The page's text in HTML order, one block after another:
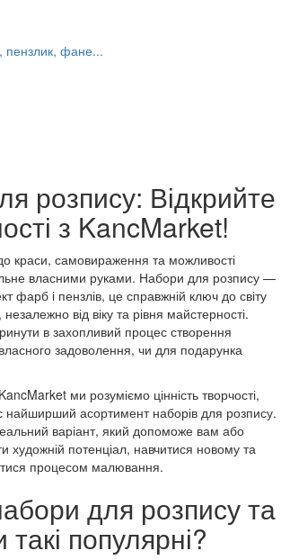
пензлик, фане...
розпису: Відкрийте
з KancMarket!
краси, самовираження та можливості
власними руками. Набори для розпису —
фарб і пензлів, це справжній ключ до світу
від віку та рівня майстерності.
в захопливий процес створення
задоволення, чи для подарунка
ми розуміємо цінність творчості,
найширший асортимент наборів для розпису.
варіант, який допоможе вам або
художній потенціал, навчитися новому та
процесом малювання.
для розпису та
популярні?